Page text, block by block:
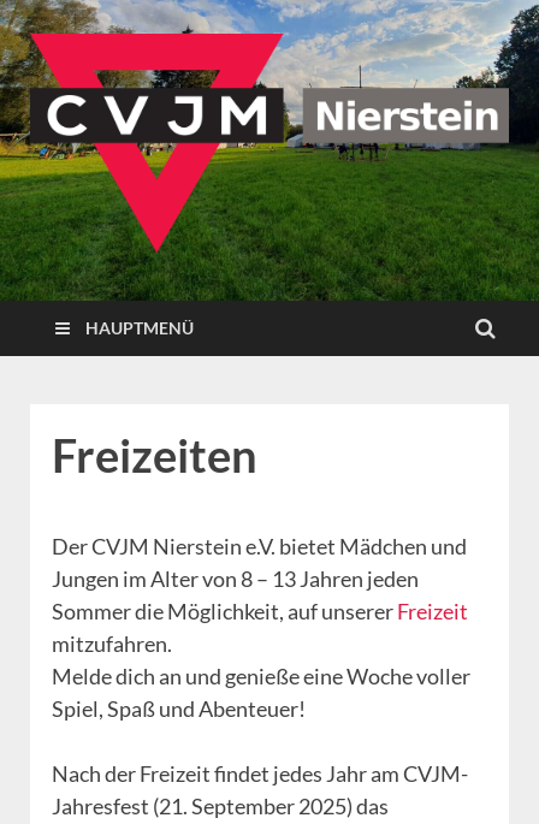
CVJM Nierstein
HAUPTMENÜ
Freizeiten
Der CVJM Nierstein e.V. bietet Mädchen und
Jungen im Alter von 8 – 13 Jahren jeden
Sommer die Möglichkeit, auf unsererFreizeit
mitzufahren.
Melde dich an und genieße eine Woche voller
Spiel, Spaß und Abenteuer!
Nach der Freizeit findet jedes Jahr am CVJM-
Jahresfest (21. September 2025) das